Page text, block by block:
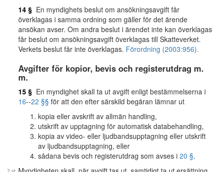
14 § En myndighets beslut om ansökningsavgift får
överklagas i samma ordning som gäller för det ärende
ansökan avser. Om andra beslut i ärendet inte kan överklagas
får beslut om ansökningsavgift överklagas till Skatteverket.
Verkets beslut får inte överklagas. Förordning (2003:956).
Avgifter för kopior, bevis och registerutdrag m.
m.
15 § En myndighet skall ta ut avgift enligt bestämmelserna i
16--22 §§ för att den efter särskild begäran lämnar ut
kopia eller avskrift av allmän handling,
utskrift av upptagning för automatisk databehandling,
kopia av video- eller ljudbandsupptagning eller utskrift
av ljudbandsupptagning, eller
sådana bevis och registerutdrag som avses i 20 §.